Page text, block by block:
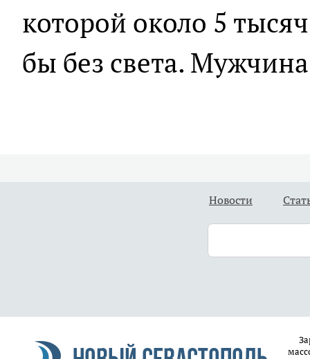
которой около 5
бы без света.
Новости